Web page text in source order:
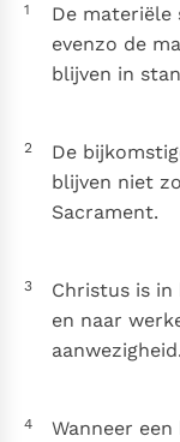
Denzinger
Nieuwste
In Christus
Leer de
herkennen
Gods Koninkrijk
heiligheid
Berichten
Het Vaticaan
Paus spreekt het
1
De materiële
evenzo de
blijven in
2
De
blijven niet
Sacrament.
3
Christus is
en naar
aanwezigheid.
4
Wanneer